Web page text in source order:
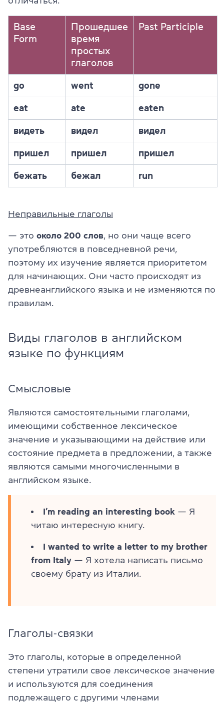
Base
Form
Прошедшее
время
простых
глаголов
Past Participle
go went gone
eat ate eaten
видеть видел видел
пришел пришел пришел
бежать бежал run
Неправильные глаголы
— это около 200 слов, но они чаще всего
употребляются в повседневной речи,
поэтому их изучение является приоритетом
для начинающих. Они часто происходят из
древнеанглийского языка и не изменяются по
правилам.
Виды глаголов в английском
языке по функциям
Смысловые
Являются самостоятельными глаголами,
имеющими собственное лексическое
значение и указывающими на действие или
состояние предмета в предложении, а также
являются самыми многочисленными в
английском языке.
I’m reading an interesting book — Я
читаю интересную книгу.
I wanted to write a letter to my brother
from Italy — Я хотела написать письмо
своему брату из Италии.
Глаголы-связки
Это глаголы, которые в определенной
степени утратили свое лексическое значение
и используются для соединения
подлежащего с другими членами